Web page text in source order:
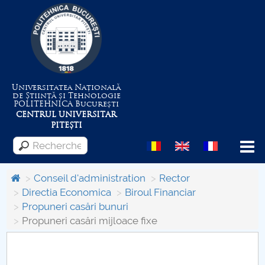
Universitatea Națională
de Știință și Tehnologie
POLITEHNICABucurești
CENTRUL UNIVERSITAR
PITEȘTI
Menu
Despre Universitate
Centrul de Management al Proiectelor
Conseil d'administration
Rector
Directia Economica
Biroul Financiar
Propuneri casări bunuri
Propuneri casări mijloace fixe